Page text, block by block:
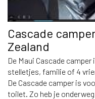
Cascade
Zealand
De Maui Cascade
stelletjes, familie of 4
De Cascade camper is
toilet. Zo heb je